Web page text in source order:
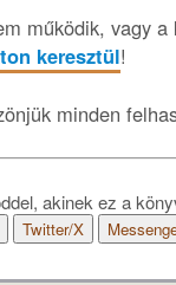
működik, vagy
keresztül!
minden
akinek ez a
Twitter/X